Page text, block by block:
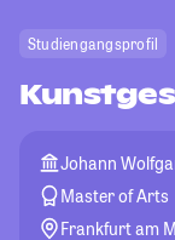
Studiengangsprofil
Johann
Master of Arts
Frankfurt am